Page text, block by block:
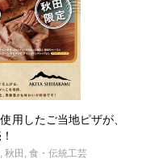
用したご当地ピザが、
, 秋田 , 食・伝統工芸